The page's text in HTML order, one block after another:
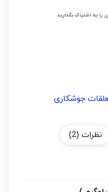
را به اشتراک بگذارید
جوشکاری
نظرات (2)